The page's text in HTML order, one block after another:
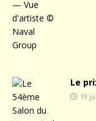
Le
19